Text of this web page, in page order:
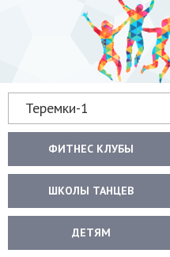
Теремки-1
ФИТНЕС КЛУБЫ
ШКОЛЫ ТАНЦЕВ
ДЕТЯМ